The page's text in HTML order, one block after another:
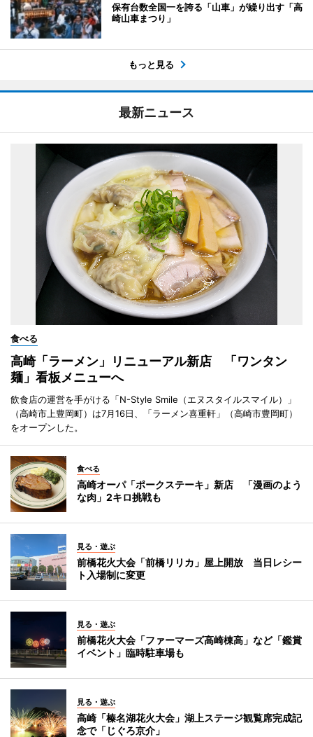
保有台数全国一を誇る「山車」が繰り出す「高
崎山車まつり」
もっと見る
最新ニュース
食べる
高崎「ラーメン」リニューアル新店 「ワンタン
麺」看板メニューへ
飲食店の運営を手がける「N-Style Smile（エヌスタイルスマイル）」
（高崎市上豊岡町）は7月16日、「ラーメン喜重軒」（高崎市豊岡町）
をオープンした。
食べる
高崎オーパ「ポークステーキ」新店 「漫画のよう
な肉」2キロ挑戦も
見る・遊ぶ
前橋花火大会「前橋リリカ」屋上開放 当日レシー
ト入場制に変更
見る・遊ぶ
前橋花火大会「ファーマーズ高崎棟高」など「鑑賞
イベント」臨時駐車場も
見る・遊ぶ
高崎「榛名湖花火大会」湖上ステージ観覧席完成記
念で「じぐろ京介」